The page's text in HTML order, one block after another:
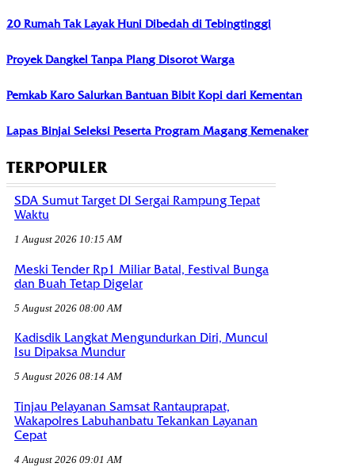
20 Rumah Tak Layak Huni Dibedah di Tebingtinggi
Proyek Dangkel Tanpa Plang Disorot Warga
Pemkab Karo Salurkan Bantuan Bibit Kopi dari Kementan
Lapas Binjai Seleksi Peserta Program Magang Kemenaker
TERPOPULER
SDA Sumut Target DI Sergai Rampung Tepat
Waktu
1 August 2026 10:15 AM
Meski Tender Rp1 Miliar Batal, Festival Bunga
dan Buah Tetap Digelar
5 August 2026 08:00 AM
Kadisdik Langkat Mengundurkan Diri, Muncul
Isu Dipaksa Mundur
5 August 2026 08:14 AM
Tinjau Pelayanan Samsat Rantauprapat,
Wakapolres Labuhanbatu Tekankan Layanan
Cepat
4 August 2026 09:01 AM